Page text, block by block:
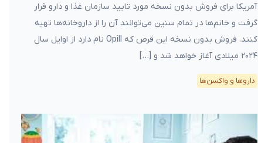
آمریکا برای فروش بدون نسخه مورد تایید سازمان غذا و دارو قرار
گرفت و خانم‌ها در تمام سنین می‌توانند آن را از داروخانه‌ها تهیه
کنند. فروش بدون نسخه این قرص که Opill نام دارد از اوایل سال
۲۰۲۴ میلادی آغاز خواهد شد و […]
دارو‌ها و واکسن‌ها